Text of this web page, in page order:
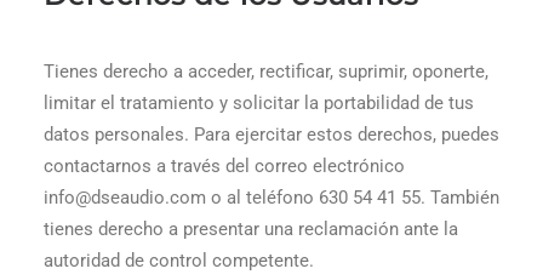
Tienes derecho a acceder, rectificar, suprimir, oponerte,
limitar el tratamiento y solicitar la portabilidad de tus
datos personales. Para ejercitar estos derechos, puedes
contactarnos a través del correo electrónico
info@dseaudio.com o al teléfono 630 54 41 55. También
tienes derecho a presentar una reclamación ante la
autoridad de control competente.